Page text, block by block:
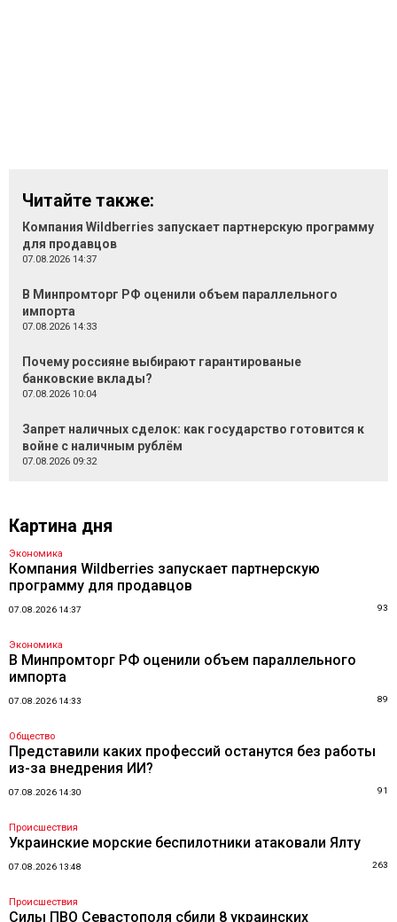
Читайте также:
Компания Wildberries запускает партнерскую программу
для продавцов
07.08.2026 14:37
В Минпромторг РФ оценили объем параллельного
импорта
07.08.2026 14:33
Почему россияне выбирают гарантированые
банковские вклады?
07.08.2026 10:04
Запрет наличных сделок: как государство готовится к
войне с наличным рублём
07.08.2026 09:32
Картина дня
Экономика
Компания Wildberries запускает партнерскую
программу для продавцов
07.08.2026 14:37 93
Экономика
В Минпромторг РФ оценили объем параллельного
импорта
07.08.2026 14:33 89
Общество
Представили каких профессий останутся без работы
из-за внедрения ИИ?
07.08.2026 14:30 91
Происшествия
Украинские морские беспилотники атаковали Ялту
07.08.2026 13:48 263
Происшествия
Силы ПВО Севастополя сбили 8 украинских